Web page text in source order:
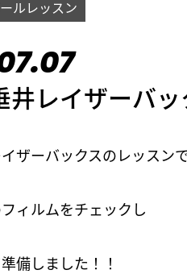
ルレッスン
レイザーバッ
ザーバックスのレッスンで
ィルムをチェックし
備しました！！